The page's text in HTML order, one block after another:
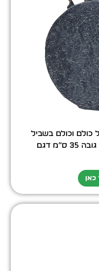
כולם וכולם בשביל
אחד” GRACIA GALLERY גובה 35 ס”מ דגם
כאן